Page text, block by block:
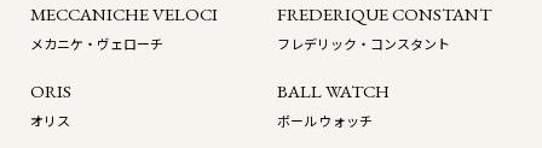
MECCANICHE VELOCI
メカニケ・ヴェローチ
FREDERIQUE CONSTANT
フレデリック・コンスタント
ORIS
オリス
BALL WATCH
ボール ウォッチ